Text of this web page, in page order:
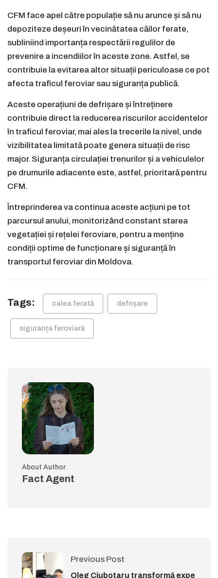
CFM face apel către populație să nu arunce și să nu
depoziteze deșeuri în vecinătatea căilor ferate,
subliniind importanța respectării regulilor de
prevenire a incendiilor în aceste zone. Astfel, se
contribuie la evitarea altor situații periculoase ce pot
afecta traficul feroviar sau siguranța publică.
Aceste operațiuni de defrișare și întreținere
contribuie direct la reducerea riscurilor accidentelor
în traficul feroviar, mai ales la trecerile la nivel, unde
vizibilitatea limitată poate genera situații de risc
major. Siguranța circulației trenurilor și a vehiculelor
pe drumurile adiacente este, astfel, prioritară pentru
CFM.
Întreprinderea va continua aceste acțiuni pe tot
parcursul anului, monitorizând constant starea
vegetației și rețelei feroviare, pentru a menține
condiții optime de funcționare și siguranță în
transportul feroviar din Moldova.
Tags: calea ferată defrișare
siguranța feroviară
About Author
Fact Agent
Previous Post
Oleg Ciubotaru transformă expe